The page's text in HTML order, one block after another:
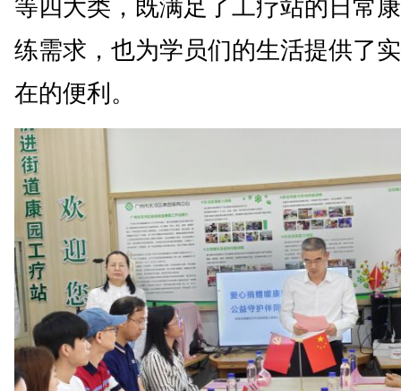
等四大类，既满足了工疗站的日常
练需求，也为学员们的生活提供了
在的便利。